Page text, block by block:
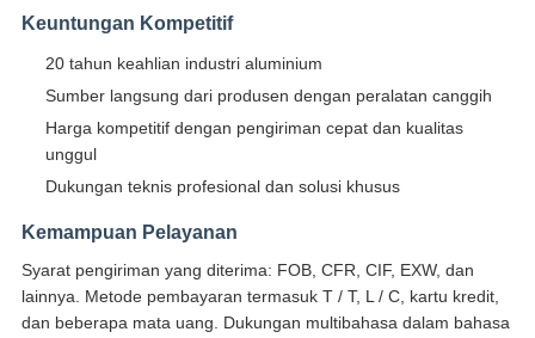
Keuntungan Kompetitif
20 tahun keahlian industri aluminium
Sumber langsung dari produsen dengan peralatan canggih
Harga kompetitif dengan pengiriman cepat dan kualitas
unggul
Dukungan teknis profesional dan solusi khusus
Kemampuan Pelayanan
Syarat pengiriman yang diterima: FOB, CFR, CIF, EXW, dan
lainnya. Metode pembayaran termasuk T / T, L / C, kartu kredit,
dan beberapa mata uang. Dukungan multibahasa dalam bahasa